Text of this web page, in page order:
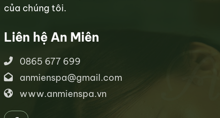
của chúng tôi.
Liên hệ An Miên
0865 677 699
anmienspa@gmail.com
www.anmienspa.vn